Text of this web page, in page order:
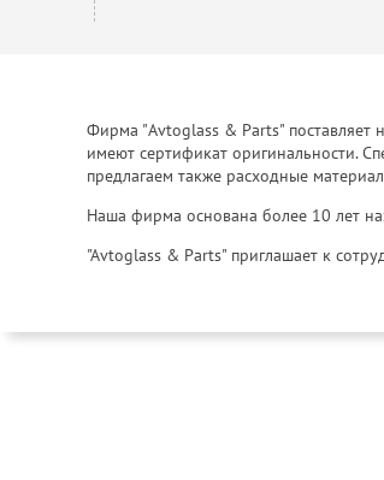
Фирма "Avtoglass & Parts" поставляет
имеют сертификат оригинальности.
предлагаем также расходные
Наша фирма основана более 10 лет
"Avtoglass & Parts" приглашает к